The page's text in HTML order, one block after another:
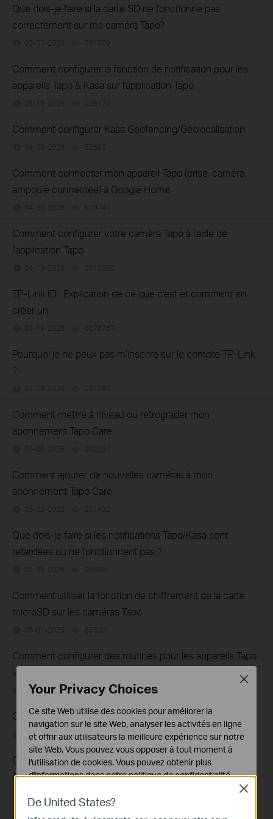
Que dois-je faire si la carte SD ne fonctionne pas
correctement sur ma caméra Tapo?
03-01-2024 791709
Comment configurer la fonction de notification pour les
appareils Tapo & Kasa sur l'application Tapo
05-16-2025 235170
Comment configurer Kasa Geofencing/Géolocalisation
04-30-2026 52692
Comment connecter mon appareil Tapo (prise, caméra,
ampoule connectée) à Google Home
04-30-2026 629745
Comment configurer votre caméra Tapo à l'aide de
l'application Tapo
04-13-2026 2810360
TP-Link ID : Explication de ce que c'est et comment en
créer un
03-19-2026 6676767
Pourquoi je ne peux pas m’inscrire sur le compte TP-Link
?
03-19-2026 261060
Comment mettre à niveau ou rétrograder mon
abonnement Tapo Care
03-06-2026 202234
Comment ajouter de nouvelles caméras à mon
abonnement Tapo Care
05-02-2022 251432
Que dois-je faire si les notifications Tapo/Kasa sont
retardées ou ne fonctionnent pas ?
02-26-2026 95888
Comment utiliser la fonction de chiffrement de la carte
microSD sur les caméras Tapo
08-01-2025 66336
Comment configurer des routines pour les appareils Tapo
via l'application Alexa
01-19-2026 64329 views
Qu'est-ce qu'un résumé vidéo ?
01-19-2026 51330 views
Comment diffuser Tapo / Kasa Camera sur un appareil
Google
De United States?
Close
Your Privacy Choices
Ce site Web utilise des cookies pour améliorer la
navigation sur le site Web, analyser les activités en ligne
et offrir aux utilisateurs la meilleure expérience sur notre
site Web. Vous pouvez vous opposer à tout moment à
l'utilisation de cookies. Vous pouvez obtenir plus
d'informations dans notrepolitique de confidentialité.
Cookies basiques
Ces cookies sont nécessaires au fonctionnement du
Close